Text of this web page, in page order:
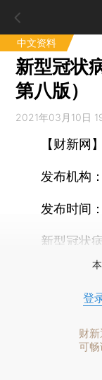
中文资料
新型冠状
第八版）
2021年03月10日
【财新网】
发布机构：
发布时间：
新型冠状
登
财
可畅